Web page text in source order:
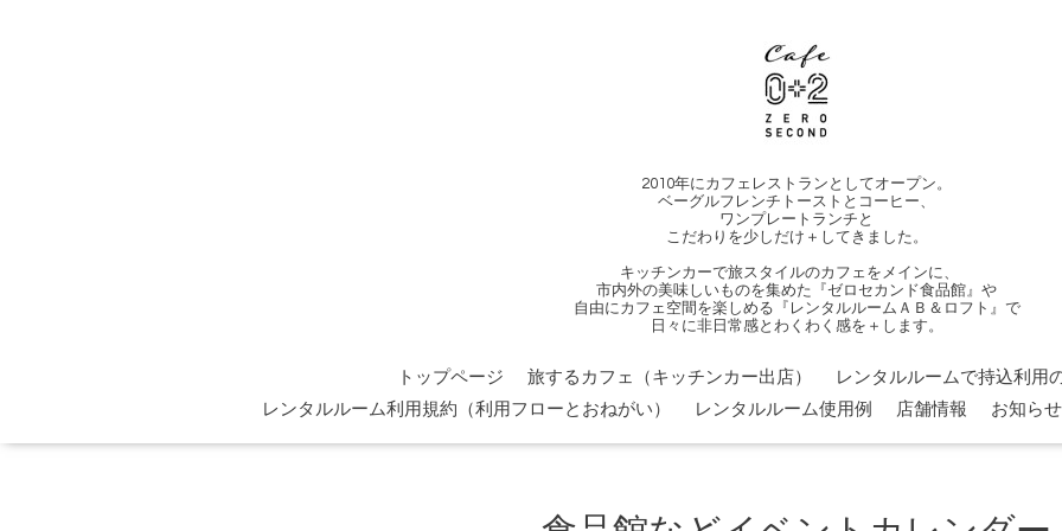
2010年にカフェレストランとしてオープン。
ベーグルフレンチトーストとコーヒー、
ワンプレートランチと
こだわりを少しだけ＋してきました。
キッチンカーで旅スタイルのカフェをメインに、
市内外の美味しいものを集めた『ゼロセカンド食品館』や
自由にカフェ空間を楽しめる『レンタルルームＡＢ＆ロフト』で
日々に非日常感とわくわく感を＋します。
トップページ 旅するカフェ（キッチンカー出店）
レンタルルームで持込利用
レンタルルーム利用規約（利用フローとおねがい）
レンタルルーム使用例 店舗情報 お知らせ